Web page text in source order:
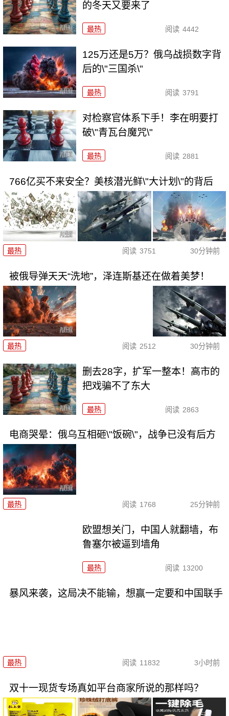
的冬天又要来了
最热 阅读 4442
125万还是5万？俄乌战损数字背
后的\"三国杀\"
最热 阅读 3791
对检察官体系下手！李在明要打
破\"青瓦台魔咒\"
最热 阅读 2881
766亿买不来安全？美核潜光鲜\"大计划\"的背后
最热 阅读 3751 30分钟前
被俄导弹天天“洗地”，泽连斯基还在做着美梦！
最热 阅读 2512 30分钟前
删去28字，扩军一整本！高市的
把戏骗不了东大
最热 阅读 2863
电商哭晕：俄乌互相砸\"饭碗\"，战争已没有后方
最热 阅读 1768 25分钟前
欧盟想关门，中国人就翻墙，布
鲁塞尔被逼到墙角
最热 阅读 13200
暴风来袭，这局决不能输，想赢一定要和中国联手
最热 阅读 11832 3小时前
双十一现货专场真如平台商家所说的那样吗？